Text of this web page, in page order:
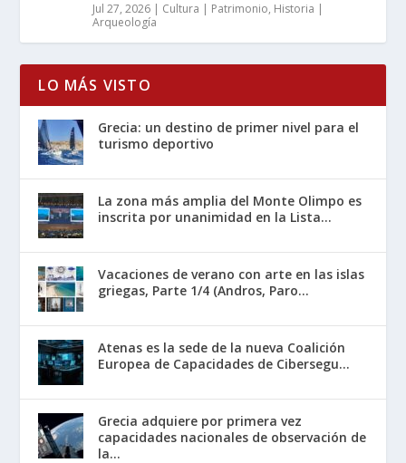
Jul 27, 2026 | Cultura | Patrimonio, Historia |
Arqueología
LO MÁS VISTO
Grecia: un destino de primer nivel para el
turismo deportivo
La zona más amplia del Monte Olimpo es
inscrita por unanimidad en la Lista...
Vacaciones de verano con arte en las islas
griegas, Parte 1/4 (Andros, Paro...
Atenas es la sede de la nueva Coalición
Europea de Capacidades de Cibersegu...
Grecia adquiere por primera vez
capacidades nacionales de observación de
la...